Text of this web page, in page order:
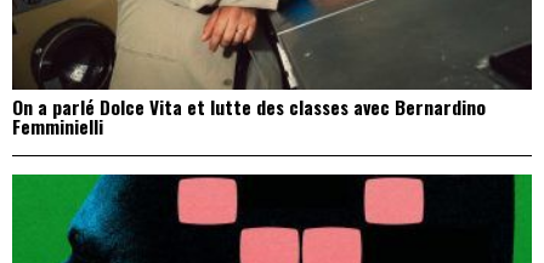
On a parlé Dolce Vita et lutte des classes avec Bernardino
Femminielli